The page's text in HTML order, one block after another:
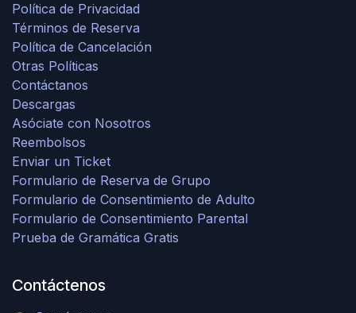
Política de Privacidad
Términos de Reserva
Política de Cancelación
Otras Políticas
Contáctanos
Descargas
Asóciate con Nosotros
Reembolsos
Enviar un Ticket
Formulario de Reserva de Grupo
Formulario de Consentimiento de Adulto
Formulario de Consentimiento Parental
Prueba de Gramática Gratis
Contáctenos